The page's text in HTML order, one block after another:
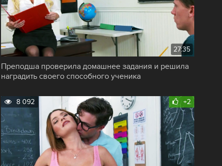
27:35
Преподша проверила домашнее задания и решила
наградить своего способного ученика
+2
8 092